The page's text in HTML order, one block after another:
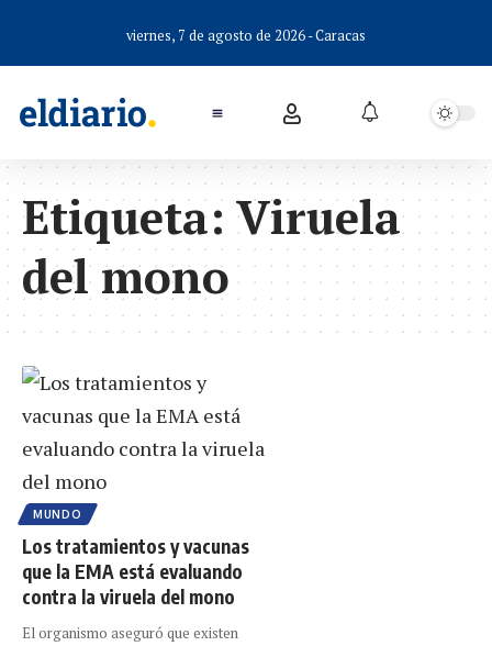
viernes, 7 de agosto de 2026 - Caracas
Etiqueta: Viruela
del mono
MUNDO
Los tratamientos y vacunas
que la EMA está evaluando
contra la viruela del mono
El organismo aseguró que existen